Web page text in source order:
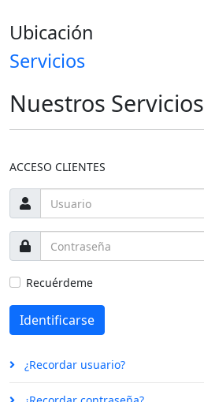
Ubicación
Servicios
Nuestros Servicios
ACCESO CLIENTES
Recuérdeme
Identificarse
¿Recordar usuario?